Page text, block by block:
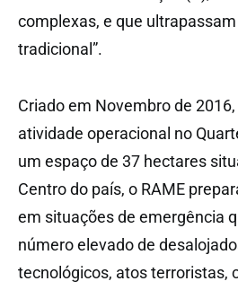
complexas, e que
tradicional”.
Criado em Novembro de
atividade operacional no
um espaço de 37 hectares
Centro do país, o RAME
em situações de emergência
número elevado de
tecnológicos, atos terroristas,